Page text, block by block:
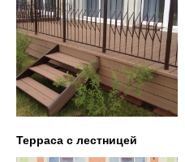
Терраса с лестницей